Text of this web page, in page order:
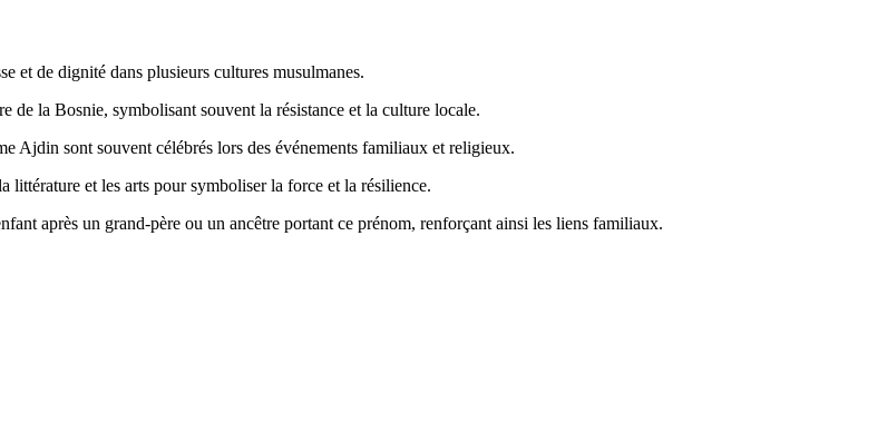
et de dignité dans plusieurs cultures musulmanes.
de la Bosnie, symbolisant souvent la résistance et la culture locale.
Ajdin sont souvent célébrés lors des événements familiaux et religieux.
et les arts pour symboliser la force et la résilience.
après un grand-père ou un ancêtre portant ce prénom, renforçant ainsi les liens familiaux.